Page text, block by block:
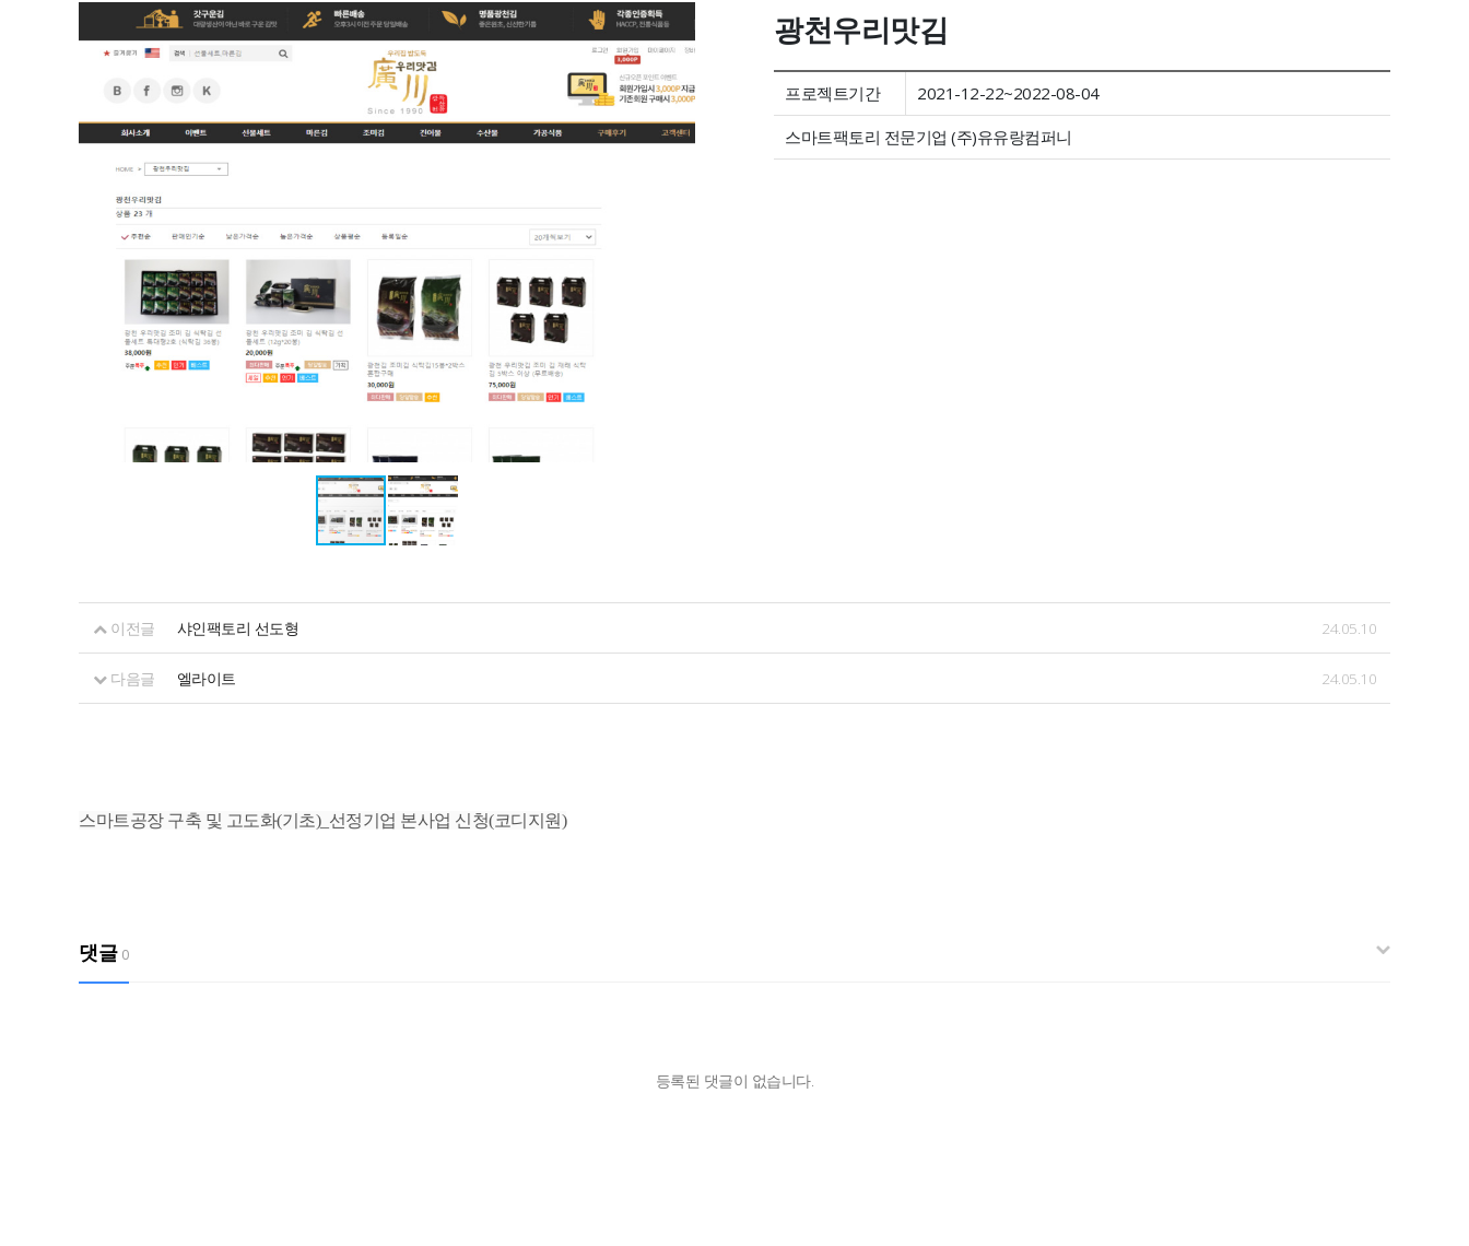
광천우리맛김
프로젝트기간
2021-12-22~2022-08-04
스마트팩토리 전문기업 (주)유유랑컴퍼니
이전글 샤인팩토리 선도형 24.05.10
다음글 엘라이트 24.05.10
스마트공장 구축 및 고도화(기초)_선정기업 본사업 신청(코디지원)
댓글 0
등록된 댓글이 없습니다.